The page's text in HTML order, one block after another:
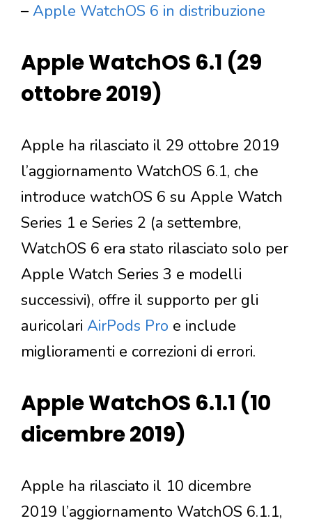
– Apple WatchOS 6 in distribuzione
Apple WatchOS 6.1 (29
ottobre 2019)
Apple ha rilasciato il 29 ottobre 2019
l’aggiornamento WatchOS 6.1, che
introduce watchOS 6 su Apple Watch
Series 1 e Series 2 (a settembre,
WatchOS 6 era stato rilasciato solo per
Apple Watch Series 3 e modelli
successivi), offre il supporto per gli
auricolari AirPods Pro e include
miglioramenti e correzioni di errori.
Apple WatchOS 6.1.1 (10
dicembre 2019)
Apple ha rilasciato il 10 dicembre
2019 l’aggiornamento WatchOS 6.1.1,